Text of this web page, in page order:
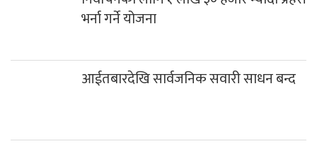
भर्ना गर्ने योजना
आईतबारदेखि सार्वजनिक सवारी साधन बन्द